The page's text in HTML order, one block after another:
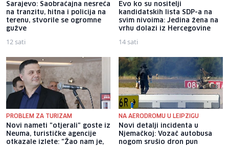
Sarajevo: Saobraćajna nesreća
na tranzitu, hitna i policija na
terenu, stvorile se ogromne
gužve
12 sati
Evo ko su nositelji
kandidatskih lista SDP-a na
svim nivoima: Jedina žena na
vrhu dolazi iz Hercegovine
14 sati
PROBLEM ZA TURIZAM
Novi nameti "otjerali" goste iz
Neuma, turističke agencije
otkazale izlete: "Žao nam je,
NA AERODROMU U LEIPZIGU
Novi detalji incidenta u
Njemačkoj: Vozač autobusa
nogom srušio dron pun